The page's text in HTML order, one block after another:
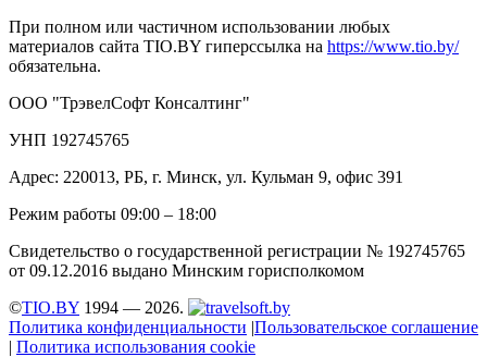
При полном или частичном использовании любых
материалов сайта TIO.BY гиперссылка на https://www.tio.by/
обязательна.
ООО "ТрэвелСофт Консалтинг"
УНП 192745765
Адрес: 220013, РБ, г. Минск, ул. Кульман 9, офис 391
Режим работы 09:00 – 18:00
Свидетельство о государственной регистрации № 192745765
от 09.12.2016 выдано Минским горисполкомом
©TIO.BY 1994 — 2026.
Политика конфиденциальности |Пользовательское соглашение
| Политика использования cookie